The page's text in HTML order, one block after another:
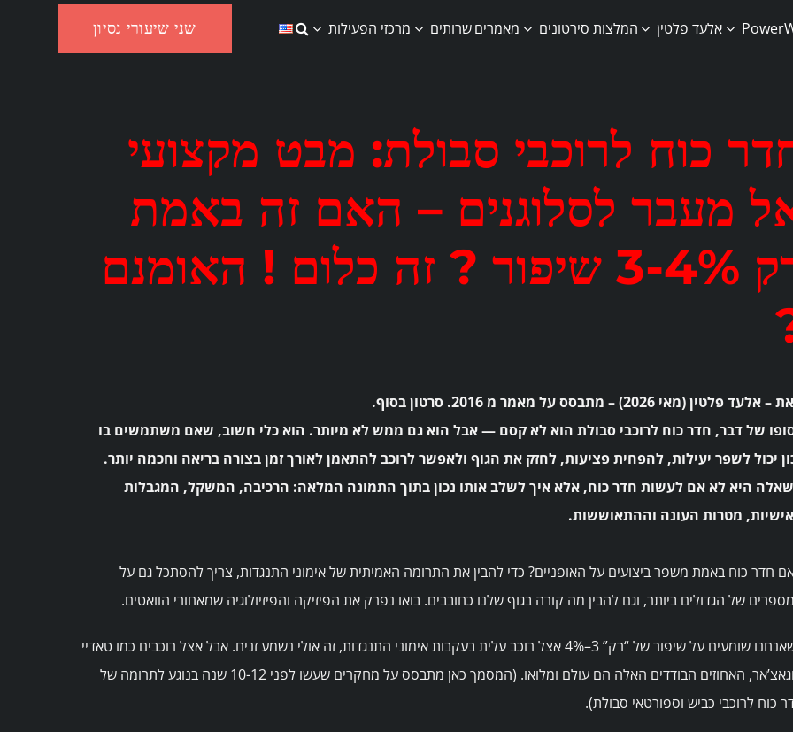
אלעד פלטין המלצות סירטונים מאמריםשרותים מרכזי הפעילות שני שיעורי נסיון
כוח לרוכבי סבולת: מבט מקצועי
מעבר לסלוגנים – האם זה באמת
רק 3-4% שיפור ? זה כלום ! האומנם
אלעד פלטין (מאי 2026) – מתבסס על מאמר מ 2016. סרטון בסוף.
של דבר, חדר כוח לרוכבי סבולת הוא לא קסם — אבל הוא גם ממש לא מיותר. הוא כלי חשוב, שאם משתמשים בו
יכול לשפר יעילות, להפחית פציעות, לחזק את הגוף ולאפשר לרוכב להתאמן לאורך זמן בצורה בריאה וחכמה יותר.
היא לא אם לעשות חדר כוח, אלא איך לשלב אותו נכון בתוך התמונה המלאה: הרכיבה, המשקל, המגבלות
מטרות העונה וההתאוששות.
חדר כוח באמת משפר ביצועים על האופניים? כדי להבין את התרומה האמיתית של אימוני התנגדות, צריך להסתכל גם על
של הגדולים ביותר, וגם להבין מה קורה בגוף שלנו כחובבים. בואו נפרק את הפיזיקה והפיזיולוגיה שמאחורי הוואטים.
כשאנחנו שומעים על שיפור של “רק” 3–4% אצל רוכב עלית בעקבות אימוני התנגדות, זה אולי נשמע זניח. אבל אצל רוכבים כמו טאדיי
פוגאצ’אר, האחוזים הבודדים האלה הם עולם ומלואו. (המסמך כאן מתבסס על מחקרים שעשו לפני 10-12 שנה בנוגע לתרומה של
כוח לרוכבי כביש וספורטאי סבולת).